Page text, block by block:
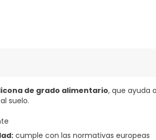
de grado alimentario, que ayuda
suelo.
cumple con las normativas europeas